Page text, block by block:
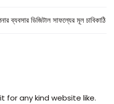
ব্যবসার ডিজিটাল সাফল্যের মূল চাবিকাঠি
for any kind website like.